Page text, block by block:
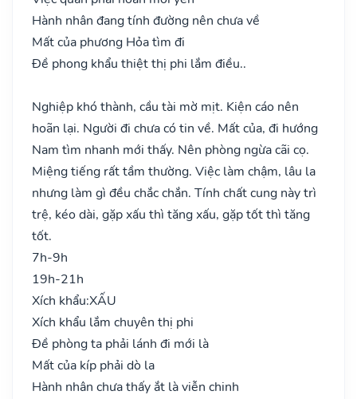
Hành nhân đang tính đường nên chưa về
Mất của phương Hỏa tìm đi
Đề phong khẩu thiệt thị phi lắm điều..
Nghiệp khó thành, cầu tài mờ mịt. Kiện cáo nên
hoãn lại. Người đi chưa có tin về. Mất của, đi hướng
Nam tìm nhanh mới thấy. Nên phòng ngừa cãi cọ.
Miệng tiếng rất tầm thường. Việc làm chậm, lâu la
nhưng làm gì đều chắc chắn. Tính chất cung này trì
trệ, kéo dài, gặp xấu thì tăng xấu, gặp tốt thì tăng
tốt.
7h-9h
19h-21h
Xích khẩu:XẤU
Xích khẩu lắm chuyên thị phi
Đề phòng ta phải lánh đi mới là
Mất của kíp phải dò la
Hành nhân chưa thấy ắt là viễn chinh